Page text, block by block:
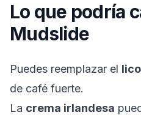
Lo que podría
Mudslide
Puedes reemplazar el
de café fuerte.
La crema irlandesa